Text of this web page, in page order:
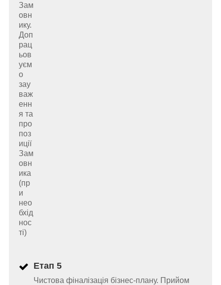
Зам
овн
ику.
Доп
рац
ьов
уєм
о
зау
важ
енн
я та
про
поз
иції
Зам
овн
ика
(пр
и
нео
бхід
нос
ті)
Етап 5
Чистова фіналізація бізнес-плану. Прийом